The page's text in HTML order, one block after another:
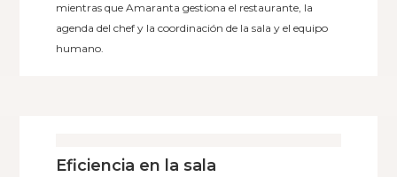
mientras que Amaranta gestiona el restaurante, la
agenda del chef y la coordinación de la sala y el equipo
humano.
Eficiencia en la sala